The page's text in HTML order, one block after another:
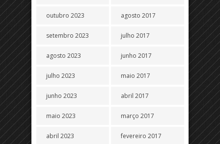
outubro 2023
setembro 2023
agosto 2023
julho 2023
junho 2023
maio 2023
abril 2023
agosto 2017
julho 2017
junho 2017
maio 2017
abril 2017
março 2017
fevereiro 2017